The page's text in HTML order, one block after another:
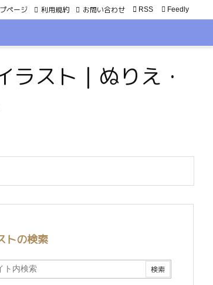
ページ 利用規約 お問い合わせ  RSS Feedly
スト｜ぬりえ・
トの検索